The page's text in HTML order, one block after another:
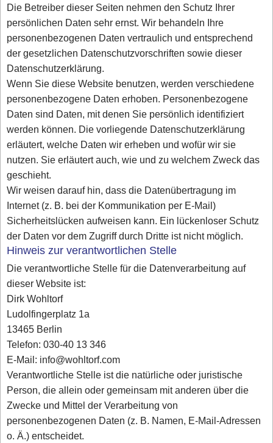
Die Betreiber dieser Seiten nehmen den Schutz Ihrer
persönlichen Daten sehr ernst. Wir behandeln Ihre
personenbezogenen Daten vertraulich und entsprechend
der gesetzlichen Datenschutzvorschriften sowie dieser
Datenschutzerklärung.
Wenn Sie diese Website benutzen, werden verschiedene
personenbezogene Daten erhoben. Personenbezogene
Daten sind Daten, mit denen Sie persönlich identifiziert
werden können. Die vorliegende Datenschutzerklärung
erläutert, welche Daten wir erheben und wofür wir sie
nutzen. Sie erläutert auch, wie und zu welchem Zweck das
geschieht.
Wir weisen darauf hin, dass die Datenübertragung im
Internet (z. B. bei der Kommunikation per E-Mail)
Sicherheitslücken aufweisen kann. Ein lückenloser Schutz
der Daten vor dem Zugriff durch Dritte ist nicht möglich.
Hinweis zur verantwortlichen Stelle
Die verantwortliche Stelle für die Datenverarbeitung auf
dieser Website ist:
Dirk Wohltorf
Ludolfingerplatz 1a
13465 Berlin
Telefon: 030-40 13 346
E-Mail: info@wohltorf.com
Verantwortliche Stelle ist die natürliche oder juristische
Person, die allein oder gemeinsam mit anderen über die
Zwecke und Mittel der Verarbeitung von
personenbezogenen Daten (z. B. Namen, E-Mail-Adressen
o. Ä.) entscheidet.